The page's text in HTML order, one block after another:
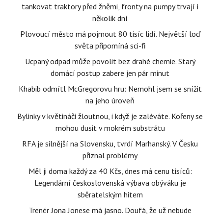
tankovat traktory před žněmi, fronty na pumpy trvají i
několik dní
Plovoucí město má pojmout 80 tisíc lidí. Největší loď
světa připomíná sci-fi
Ucpaný odpad může povolit bez drahé chemie. Starý
domácí postup zabere jen pár minut
Khabib odmítl McGregorovu hru: Nemohl jsem se snížit
na jeho úroveň
Bylinky v květináči žloutnou, i když je zaléváte. Kořeny se
mohou dusit v mokrém substrátu
RFA je silnější na Slovensku, tvrdí Marhanský. V Česku
přiznal problémy
Měl ji doma každý za 40 Kčs, dnes má cenu tisíců:
Legendární československá výbava obýváku je
sběratelským hitem
Trenér Jona Jonese má jasno. Doufá, že už nebude